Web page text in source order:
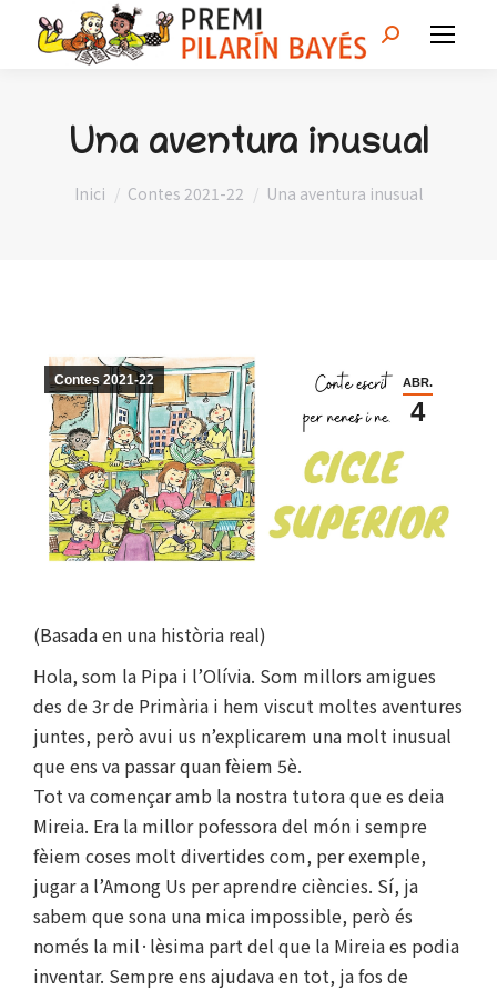
Search:
Una aventura inusual
You are here:
Inici Contes 2021-22 Una aventura inusual
ABR.
4
Contes 2021-22
(Basada en una història real)
Hola, som la Pipa i l’Olívia. Som millors amigues
des de 3r de Primària i hem viscut moltes aventures
juntes, però avui us n’explicarem una molt inusual
que ens va passar quan fèiem 5è.
Tot va començar amb la nostra tutora que es deia
Mireia. Era la millor pofessora del món i sempre
fèiem coses molt divertides com, per exemple,
jugar a l’Among Us per aprendre ciències. Sí, ja
sabem que sona una mica impossible, però és
només la mil·lèsima part del que la Mireia es podia
inventar. Sempre ens ajudava en tot, ja fos de